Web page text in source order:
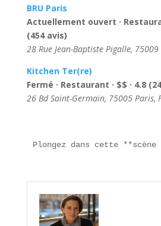
BRU Paris
Actuellement ouvert ·
(454 avis)
28 Rue Jean-Baptiste Pigalle,
Kitchen Ter(re)
Fermé · Restaurant · $$ · 4.8
26 Bd Saint-Germain, 75005 Paris,
Plongez dans cette